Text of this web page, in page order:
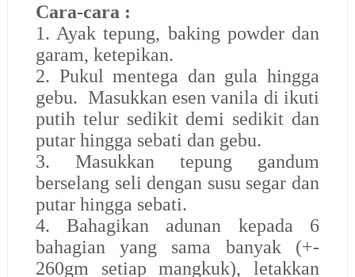
Cara-cara :
1. Ayak tepung, baking powder dan
garam, ketepikan.
2. Pukul mentega dan gula hingga
gebu. Masukkan esen vanila di ikuti
putih telur sedikit demi sedikit dan
putar hingga sebati dan gebu.
3. Masukkan tepung gandum
berselang seli dengan susu segar dan
putar hingga sebati.
4. Bahagikan adunan kepada 6
bahagian yang sama banyak (+-
260gm setiap mangkuk), letakkan